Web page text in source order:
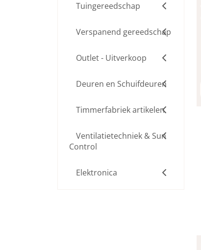
Tuingereedschap
Verspanend gereedschap
Outlet - Uitverkoop
Deuren en Schuifdeuren
Timmerfabriek artikelen
Ventilatietechniek & Sun
Control
Elektronica